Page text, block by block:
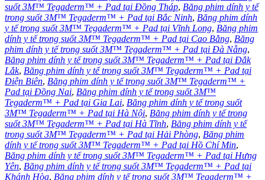
suốt 3M™ Tegaderm™ + Pad tại Đồng Tháp, Băng phim dính y tế
trong suốt 3M™ Tegaderm™ + Pad tại Bắc Ninh, Băng phim dính
y tế trong suốt 3M™ Tegaderm™ + Pad tại Vĩnh Long, Băng phim
dính y tế trong suốt 3M™ Tegaderm™ + Pad tại Cao Bằng, Băng
phim dính y tế trong suốt 3M™ Tegaderm™ + Pad tại Đà Nẵng,
Băng phim dính y tế trong suốt 3M™ Tegaderm™ + Pad tại Đắk
Lắk, Băng phim dính y tế trong suốt 3M™ Tegaderm™ + Pad tại
Điện Biên, Băng phim dính y tế trong suốt 3M™ Tegaderm™ +
Pad tại Đồng Nai, Băng phim dính y tế trong suốt 3M™
Tegaderm™ + Pad tại Gia Lai, Băng phim dính y tế trong suốt
3M™ Tegaderm™ + Pad tại Hà Nội, Băng phim dính y tế trong
suốt 3M™ Tegaderm™ + Pad tại Hà Tĩnh, Băng phim dính y tế
trong suốt 3M™ Tegaderm™ + Pad tại Hải Phòng, Băng phim
dính y tế trong suốt 3M™ Tegaderm™ + Pad tại Hồ Chí Min,
Băng phim dính y tế trong suốt 3M™ Tegaderm™ + Pad tại Hưng
Yên, Băng phim dính y tế trong suốt 3M™ Tegaderm™ + Pad tại
Khánh Hòa, Băng phim dính y tế trong suốt 3M™ Tegaderm™ +